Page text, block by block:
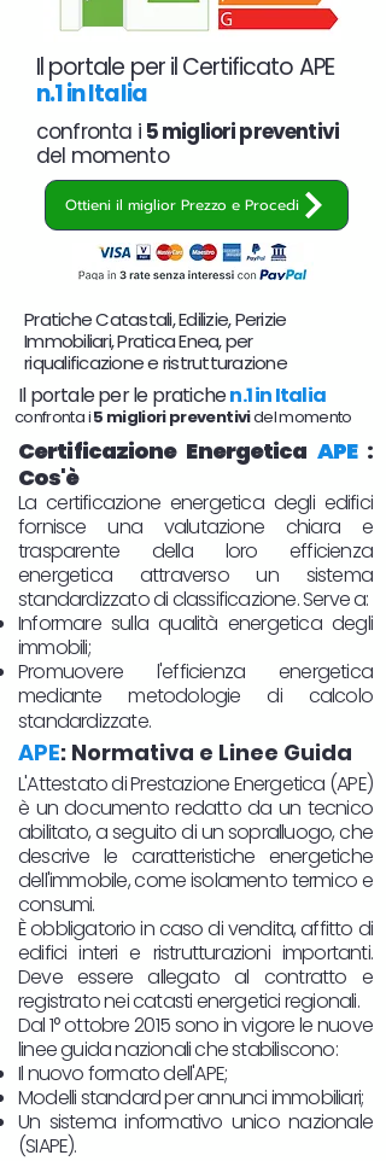
Il portale per il Certificato APE
n.1 in Italia
confronta i 5 migliori preventivi
del momento
Ottieni il miglior Prezzo e Procedi
Pratiche Catastali, Edilizie, Perizie
Immobiliari, Pratica Enea, per
riqualificazione e ristrutturazione
Il portale per le pratichen.1 in Italia
confronta i5 migliori preventividel momento
Certificazione Energetica APE:
Cos'è
La certificazione energetica degli edifici
fornisce una valutazione chiara e
trasparente della loro efficienza
energetica attraverso un sistema
standardizzato di classificazione. Serve a:
Informare sulla qualità energetica degli
immobili;
Promuovere l'efficienza energetica
mediante metodologie di calcolo
standardizzate.
APE: Normativa e Linee Guida
L'Attestato di Prestazione Energetica (APE)
è un documento redatto da un tecnico
abilitato, a seguito di un sopralluogo, che
descrive le caratteristiche energetiche
dell'immobile, come isolamento termico e
consumi.
È obbligatorio in caso di vendita, affitto di
edifici interi e ristrutturazioni importanti.
Deve essere allegato al contratto e
registrato nei catasti energetici regionali.
Dal 1° ottobre 2015 sono in vigore le nuove
linee guida nazionali che stabiliscono:
Il nuovo formato dell'APE;
Modelli standard per annunci immobiliari;
Un sistema informativo unico nazionale
(SIAPE).